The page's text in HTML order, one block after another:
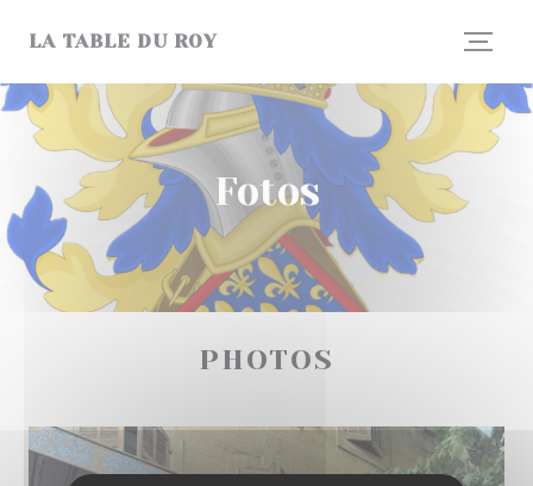
LA TABLE DU ROY
Fotos
PHOTOS